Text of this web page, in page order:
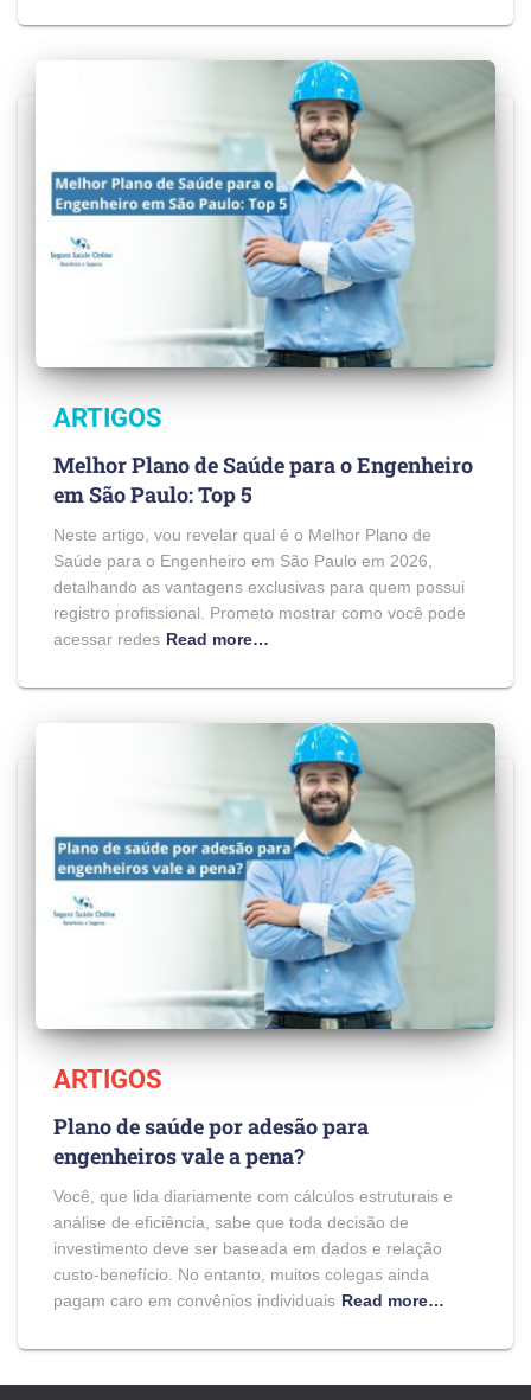
ARTIGOS
Melhor Plano de Saúde para o Engenheiro
em São Paulo: Top 5
Neste artigo, vou revelar qual é o Melhor Plano de
Saúde para o Engenheiro em São Paulo em 2026,
detalhando as vantagens exclusivas para quem possui
registro profissional. Prometo mostrar como você pode
acessar redes Read more…
ARTIGOS
Plano de saúde por adesão para
engenheiros vale a pena?
Você, que lida diariamente com cálculos estruturais e
análise de eficiência, sabe que toda decisão de
investimento deve ser baseada em dados e relação
custo-benefício. No entanto, muitos colegas ainda
pagam caro em convênios individuais Read more…